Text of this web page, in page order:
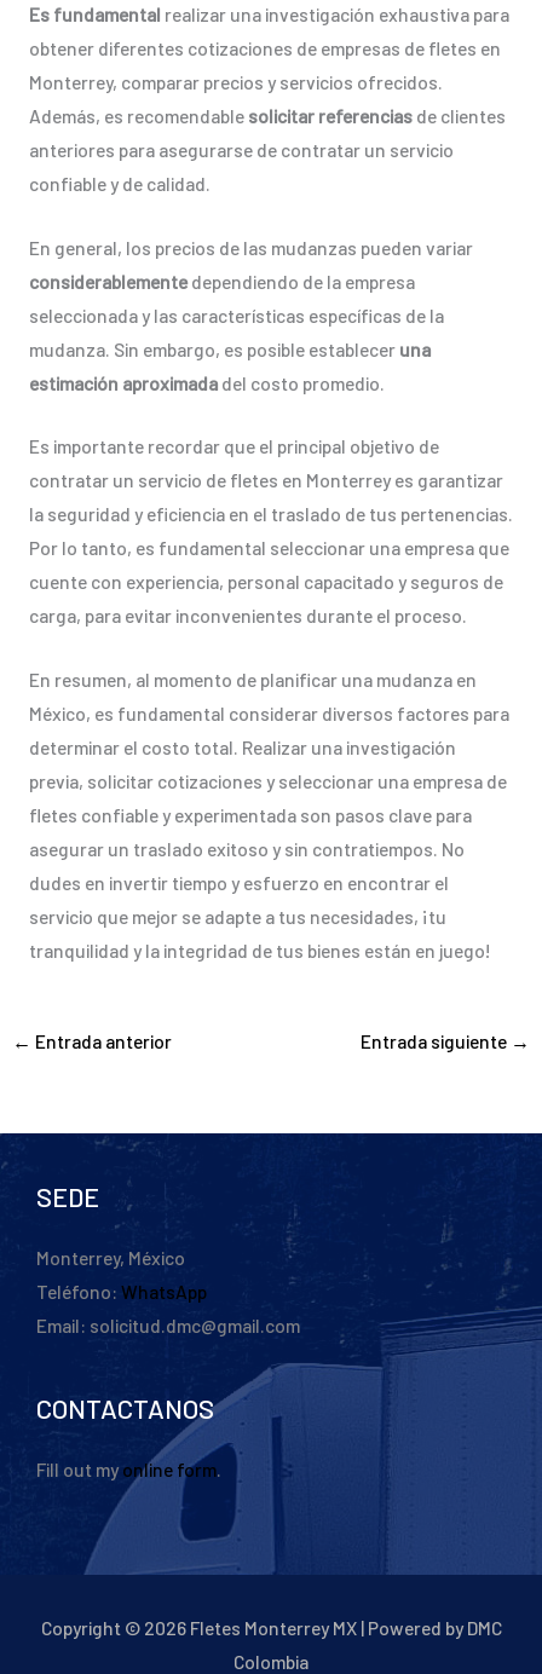
Es fundamental realizar una investigación exhaustiva para
obtener diferentes cotizaciones de empresas de fletes en
Monterrey, comparar precios y servicios ofrecidos.
Además, es recomendable solicitar referenciasde clientes
anteriores para asegurarse de contratar un servicio
confiable y de calidad.
En general, los precios de las mudanzas pueden variar
considerablementedependiendo de la empresa
seleccionada y las características específicas de la
mudanza. Sin embargo, es posible establecer una
estimación aproximadadel costo promedio.
Es importante recordar que el principal objetivo de
contratar un servicio de fletes en Monterrey es garantizar
la seguridad y eficiencia en el traslado de tus pertenencias.
Por lo tanto, es fundamental seleccionar una empresa que
cuente con experiencia, personal capacitado y seguros de
carga, para evitar inconvenientes durante el proceso.
En resumen, al momento de planificar una mudanza en
México, es fundamental considerar diversos factores para
determinar el costo total. Realizar una investigación
previa, solicitar cotizaciones y seleccionar una empresa de
fletes confiable y experimentada son pasos clave para
asegurar un traslado exitoso y sin contratiempos. No
dudes en invertir tiempo y esfuerzo en encontrar el
servicio que mejor se adapte a tus necesidades, ¡tu
tranquilidad y la integridad de tus bienes están en juego!
← Entrada anterior Entrada siguiente →
SEDE
Monterrey, México
Teléfono: WhatsApp
Email: solicitud.dmc@gmail.com
CONTACTANOS
Fill out my online form.
Copyright © 2026 Fletes Monterrey MX | Powered by DMC
Colombia